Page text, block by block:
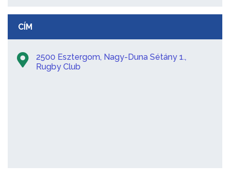
CÍM
2500 Esztergom, Nagy-Duna Sétány 1.,
Rugby Club